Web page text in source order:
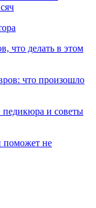
что делать в этом
что произошло
и советы
поможет не